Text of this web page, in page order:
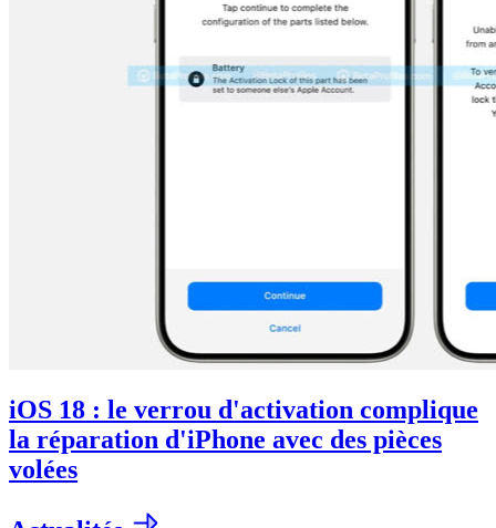
iOS 18 : le verrou d'activation complique
la réparation d'iPhone avec des pièces
volées